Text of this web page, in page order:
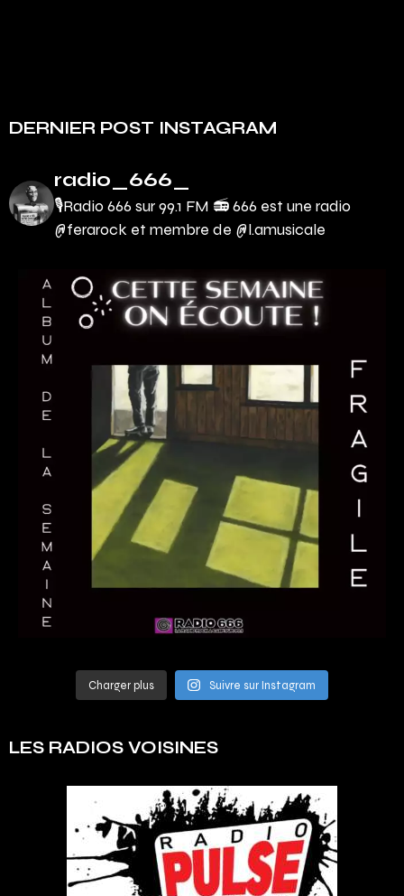
DERNIER POST INSTAGRAM
radio_666_
🎙Radio 666 sur 99.1 FM 📻666 est une radio
@ferarock et membre de @l.amusicale
Charger plus Suivre sur Instagram
LES RADIOS VOISINES